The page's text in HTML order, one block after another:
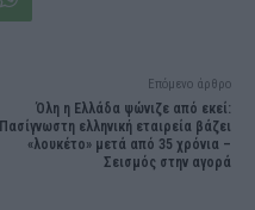
Επόμενο άρθρο
Όλη η Ελλάδα ψώνιζε από εκεί:
Πασίγνωστη ελληνική εταιρεία βάζει
«λουκέτο» μετά από 35 χρόνια –
Σεισμός στην αγορά